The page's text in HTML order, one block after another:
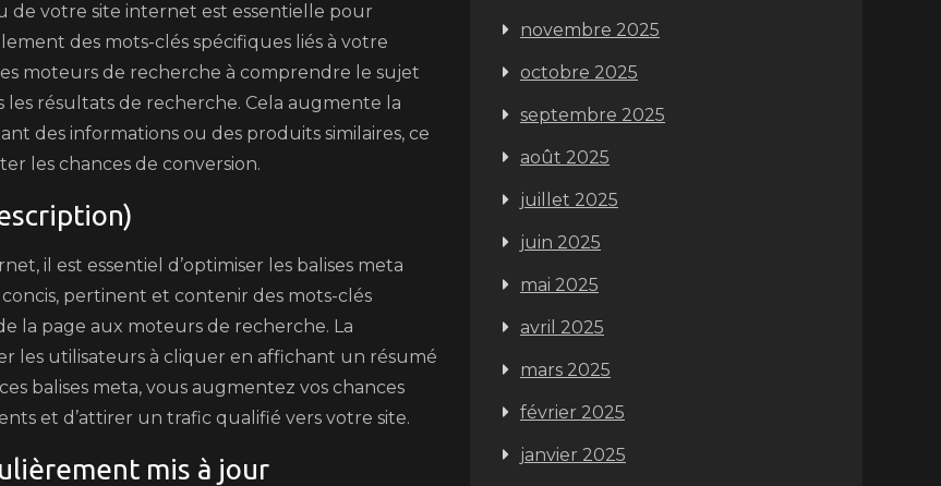
de votre site internet est essentielle pour
des mots-clés spécifiques liés à votre
moteurs de recherche à comprendre le sujet
les résultats de recherche. Cela augmente la
des informations ou des produits similaires, ce
les chances de conversion.
il est essentiel d’optimiser les balises meta
pertinent et contenir des mots-clés
la page aux moteurs de recherche. La
les utilisateurs à cliquer en affichant un résumé
balises meta, vous augmentez vos chances
et d’attirer un trafic qualifié vers votre site.
mis à jour
novembre 2025
octobre 2025
septembre 2025
août 2025
juillet 2025
juin 2025
mai 2025
avril 2025
mars 2025
février 2025
janvier 2025